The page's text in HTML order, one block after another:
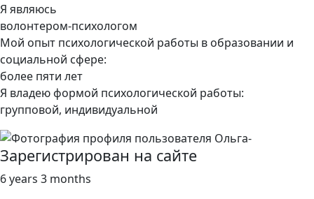
Я являюсь
волонтером-психологом
Мой опыт психологической работы в образовании и
социальной сфере:
более пяти лет
Я владею формой психологической работы:
групповой, индивидуальной
Зарегистрирован на сайте
6 years 3 months